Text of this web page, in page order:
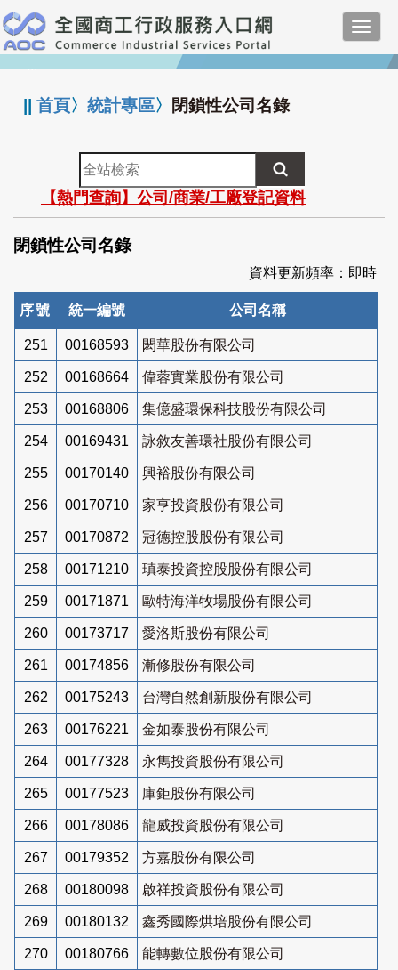
跳
到
主
要
:::
||首頁〉統計專區〉 閉鎖性公司名錄
全
站
檢
索
【熱門查詢】公司/商業/工廠登記資料
閉鎖性公司名錄
資料更新頻率：即時
序號 統一編號 公司名稱
251 00168593 閎華股份有限公司
252 00168664 偉蓉實業股份有限公司
253 00168806 集億盛環保科技股份有限公司
254 00169431 詠敘友善環社股份有限公司
255 00170140 興裕股份有限公司
256 00170710 家亨投資股份有限公司
257 00170872 冠德控股股份有限公司
258 00171210 瑱泰投資控股股份有限公司
259 00171871 歐特海洋牧場股份有限公司
260 00173717 愛洛斯股份有限公司
261 00174856 漸修股份有限公司
262 00175243 台灣自然創新股份有限公司
263 00176221 金如泰股份有限公司
264 00177328 永雋投資股份有限公司
265 00177523 庫鉅股份有限公司
266 00178086 龍威投資股份有限公司
267 00179352 方嘉股份有限公司
268 00180098 啟祥投資股份有限公司
269 00180132 鑫秀國際烘培股份有限公司
270 00180766 能轉數位股份有限公司